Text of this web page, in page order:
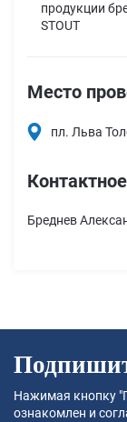
продукции
STOUT
Место
пл. Льва
Бреднев
Нажимая кнопку
ознакомлен и